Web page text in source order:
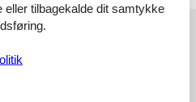
tilbagekalde dit samtykke